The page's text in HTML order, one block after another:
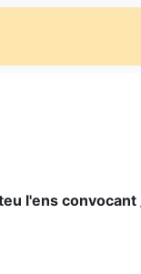
l'ens convocant